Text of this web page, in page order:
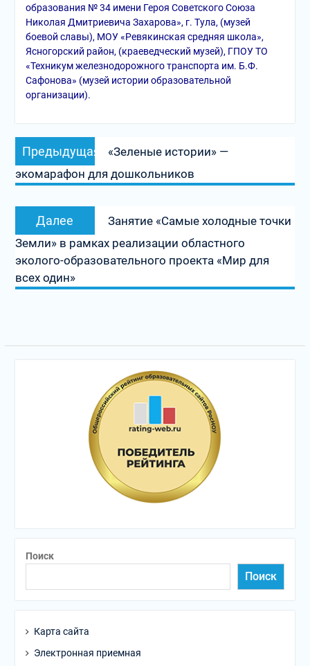
образования № 34 имени Героя Советского Союза
Николая Дмитриевича Захарова», г. Тула, (музей
боевой славы), МОУ «Ревякинская средняя школа»,
Ясногорский район, (краеведческий музей), ГПОУ ТО
«Техникум железнодорожного транспорта им. Б.Ф.
Сафонова» (музей истории образовательной
организации).
Навигация
по
записям
Предыдущая
запись:
«Зеленые истории» —
экомарафон для дошкольников
Далее
запись:
Занятие «Самые холодные точки
Земли» в рамках реализации областного
эколого-образовательного проекта «Мир для
всех один»
Поиск
Поиск
Карта сайта
Электронная приемная